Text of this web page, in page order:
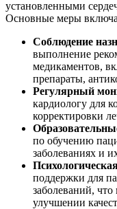
установленными
Основные меры
Соблюдение
выполнение
медикаментов,
препараты,
Регулярный
кардиологу для
корректировки
по обучению
заболеваниях и
поддержки для
заболеваний,
улучшении